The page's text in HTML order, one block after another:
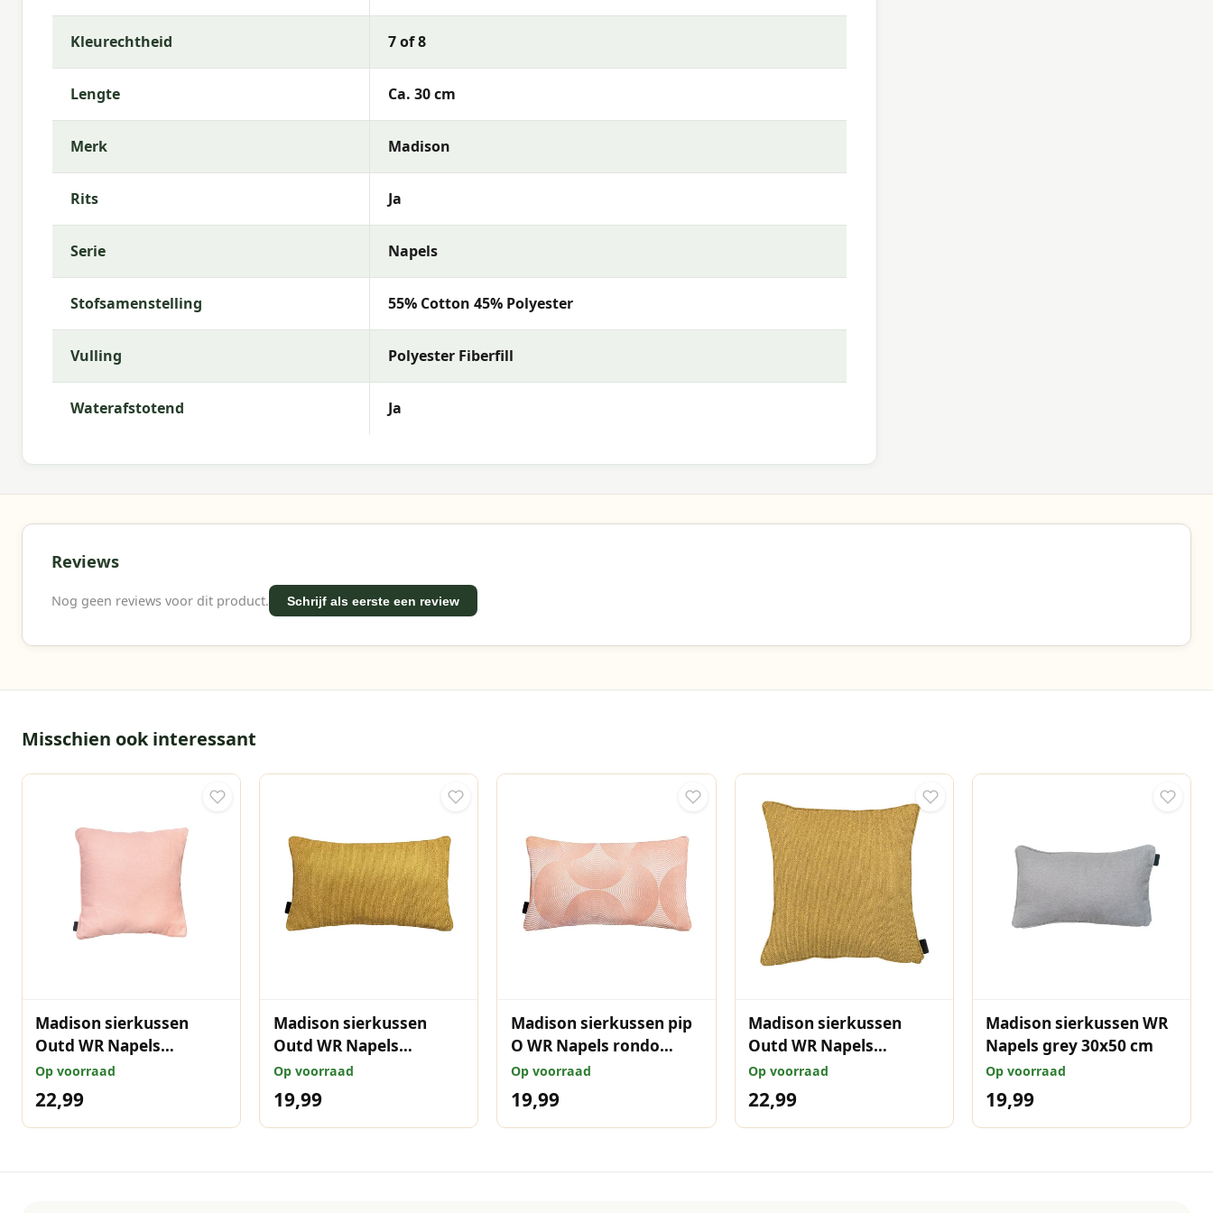
Waarom Madison?
kenmerkt zich door trendy dessins, duurzame materialen en een uitstekende pasvorm — perfect voor een
comfortabele buitenruimte.
Kleurechtheid 7 of 8
Lengte Ca. 30 cm
Merk Madison
Rits Ja
Serie Napels
Stofsamenstelling 55% Cotton 45% Polyester
Vulling Polyester Fiberfill
Waterafstotend Ja
Reviews
Nog geen reviews voor dit product. Schrijf als eerste een review
Misschien ook interessant
Madison sierkussen
Outd WR Napels
salmone 50x50 cm
Op voorraad
22,99
Madison sierkussen
Outd WR Napels
mustard 30x50 cm
Op voorraad
19,99
Madison sierkussen pip
O WR Napels rondo
salmone 30x50 cm
Op voorraad
19,99
Madison sierkussen
Outd WR Napels
mustard 50x50 cm
Op voorraad
22,99
Madison sierkussen WR
Napels grey 30x50 cm
Op voorraad
19,99